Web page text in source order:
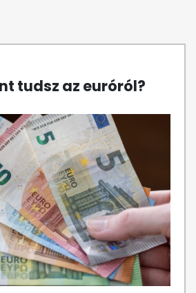
tudsz az euróról?